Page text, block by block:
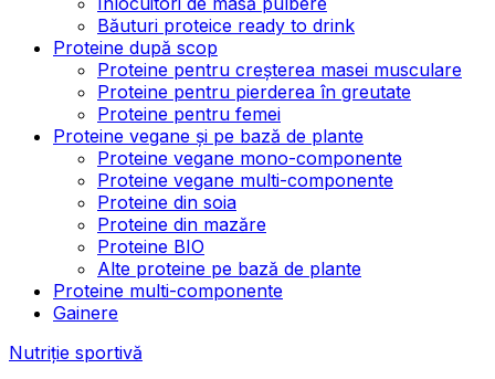
Băuturi proteice ready to drink
Proteine după scop
Proteine pentru creșterea masei musculare
Proteine pentru pierderea în greutate
Proteine pentru femei
Proteine vegane și pe bază de plante
Proteine vegane mono-componente
Proteine vegane multi-componente
Proteine din soia
Proteine din mazăre
Proteine BIO
Alte proteine pe bază de plante
Proteine multi-componente
Gainere
Nutriție sportivă